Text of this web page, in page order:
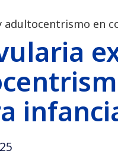
adultocentrismo en